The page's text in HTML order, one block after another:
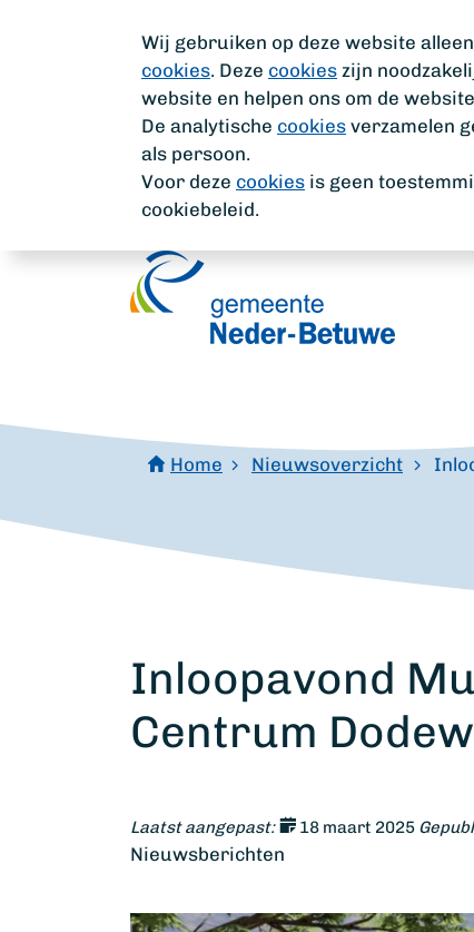
Wij gebruiken op deze website
cookies. Deze cookies zijn
website en helpen ons om de
De analytische cookies verzamelen
als persoon.
Voor deze cookies is geen
cookiebeleid.
Home Nieuwsoverzicht
Inloopavond
Centrum
Laatst aangepast: 18 maart 2025
Nieuwsberichten